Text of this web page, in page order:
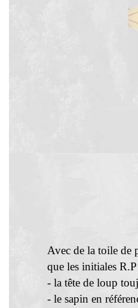
Les
On y
- les
- le sigle
- la
- le tampon
(Prêt
Avec de la toile de
que les initiales
- la tête de loup
- le sapin en